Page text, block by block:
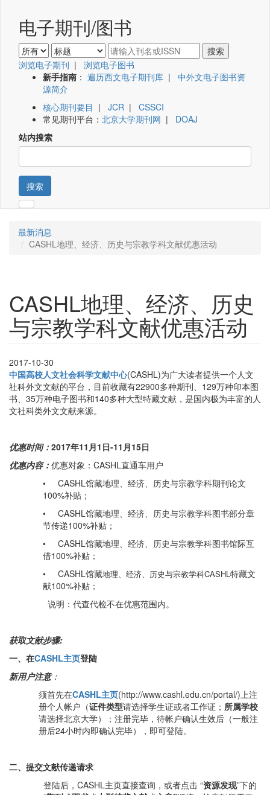
电子期刊/图书
浏览电子期刊 | 浏览电子图书
新手指南 ： 遍历西文电子期刊库 | 中外文电子图书资
源简介
核心期刊要目 | JCR | CSSCI
常见期刊平台： 北京大学期刊网 | DOAJ
站内搜索
搜索
最新消息
CASHL地理、经济、历史与宗教学科文献优惠活动
CASHL地理、经济、历史
与宗教学科文献优惠活动
2017-10-30
中国高校人文社会科学文献中心(CASHL)为广大读者提供一个人文
社科外文文献的平台，目前收藏有22900多种期刊、129万种印本图
书、35万种电子图书和140多种大型特藏文献，是国内极为丰富的人
文社科类外文文献来源。
优惠时间： 2017年11月1日-11月15日
优惠内容： 优惠对象：CASHL直通车用户
• CASHL馆藏地理、经济、历史与宗教学科期刊论文
100%补贴；
• CASHL馆藏地理、经济、历史与宗教学科图书部分章
节传递100%补贴；
• CASHL馆藏地理、经济、历史与宗教学科图书馆际互
借100%补贴；
• CASHL馆藏地理、经济、历史与宗教学科CASHL特藏文
献100%补贴；
说明：代查代检不在优惠范围内。
获取文献步骤:
一、在CASHL主页登陆
新用户注意：
须首先在CASHL主页(http://www.cashl.edu.cn/portal/)上注
册个人帐户（证件类型请选择学生证或者工作证； 所属学校
请选择北京大学）；注册完毕，待帐户确认生效后（一般注
册后24小时内即确认完毕），即可登陆。
二、提交文献传递请求
登陆后，CASHL主页直接查询，或者点击 “资源发现”下的